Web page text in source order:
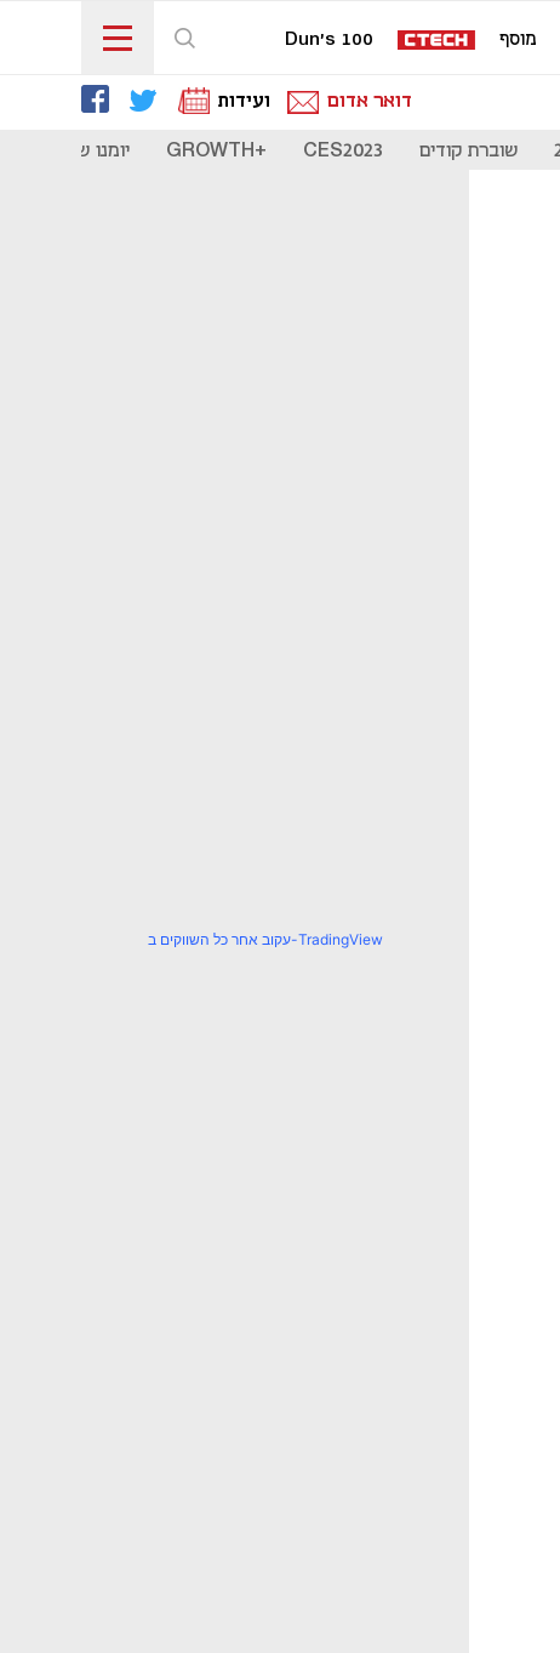
מוסף Dun's 100
דואר אדום ועידות
שוברת קודים CES2023
+GROWTH יומנו של
עקוב אחר כל השווקים ב-TradingView